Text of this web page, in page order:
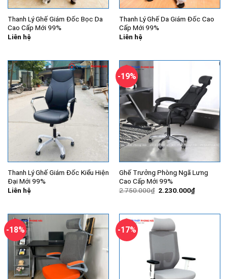
Thanh Lý Ghế Giám Đốc Bọc Da
Cao Cấp Mới 99%
Liên hệ
Thanh Lý Ghế Da Giám Đốc Cao
Cấp Mới 99%
Liên hệ
Thanh Lý Ghế Giám Đốc Kiểu Hiện
Đại Mới 99%
Liên hệ
-19%
Ghế Trưởng Phòng Ngã Lưng
Cao Cấp Mới 99%
2.750.000₫ Giá
2.230.000₫Giá
hiện
-18% -17%